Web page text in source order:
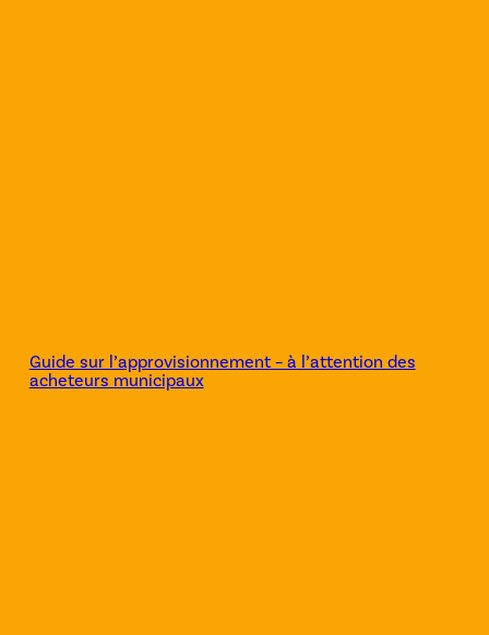
Guide sur l’approvisionnement – à l’attention des
acheteurs municipaux